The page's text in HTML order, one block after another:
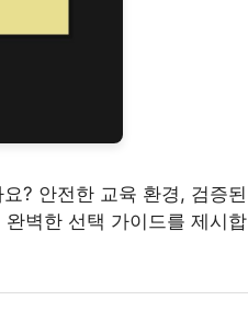
? 안전한 교육 환경, 검증된
벽한 선택 가이드를 제시합